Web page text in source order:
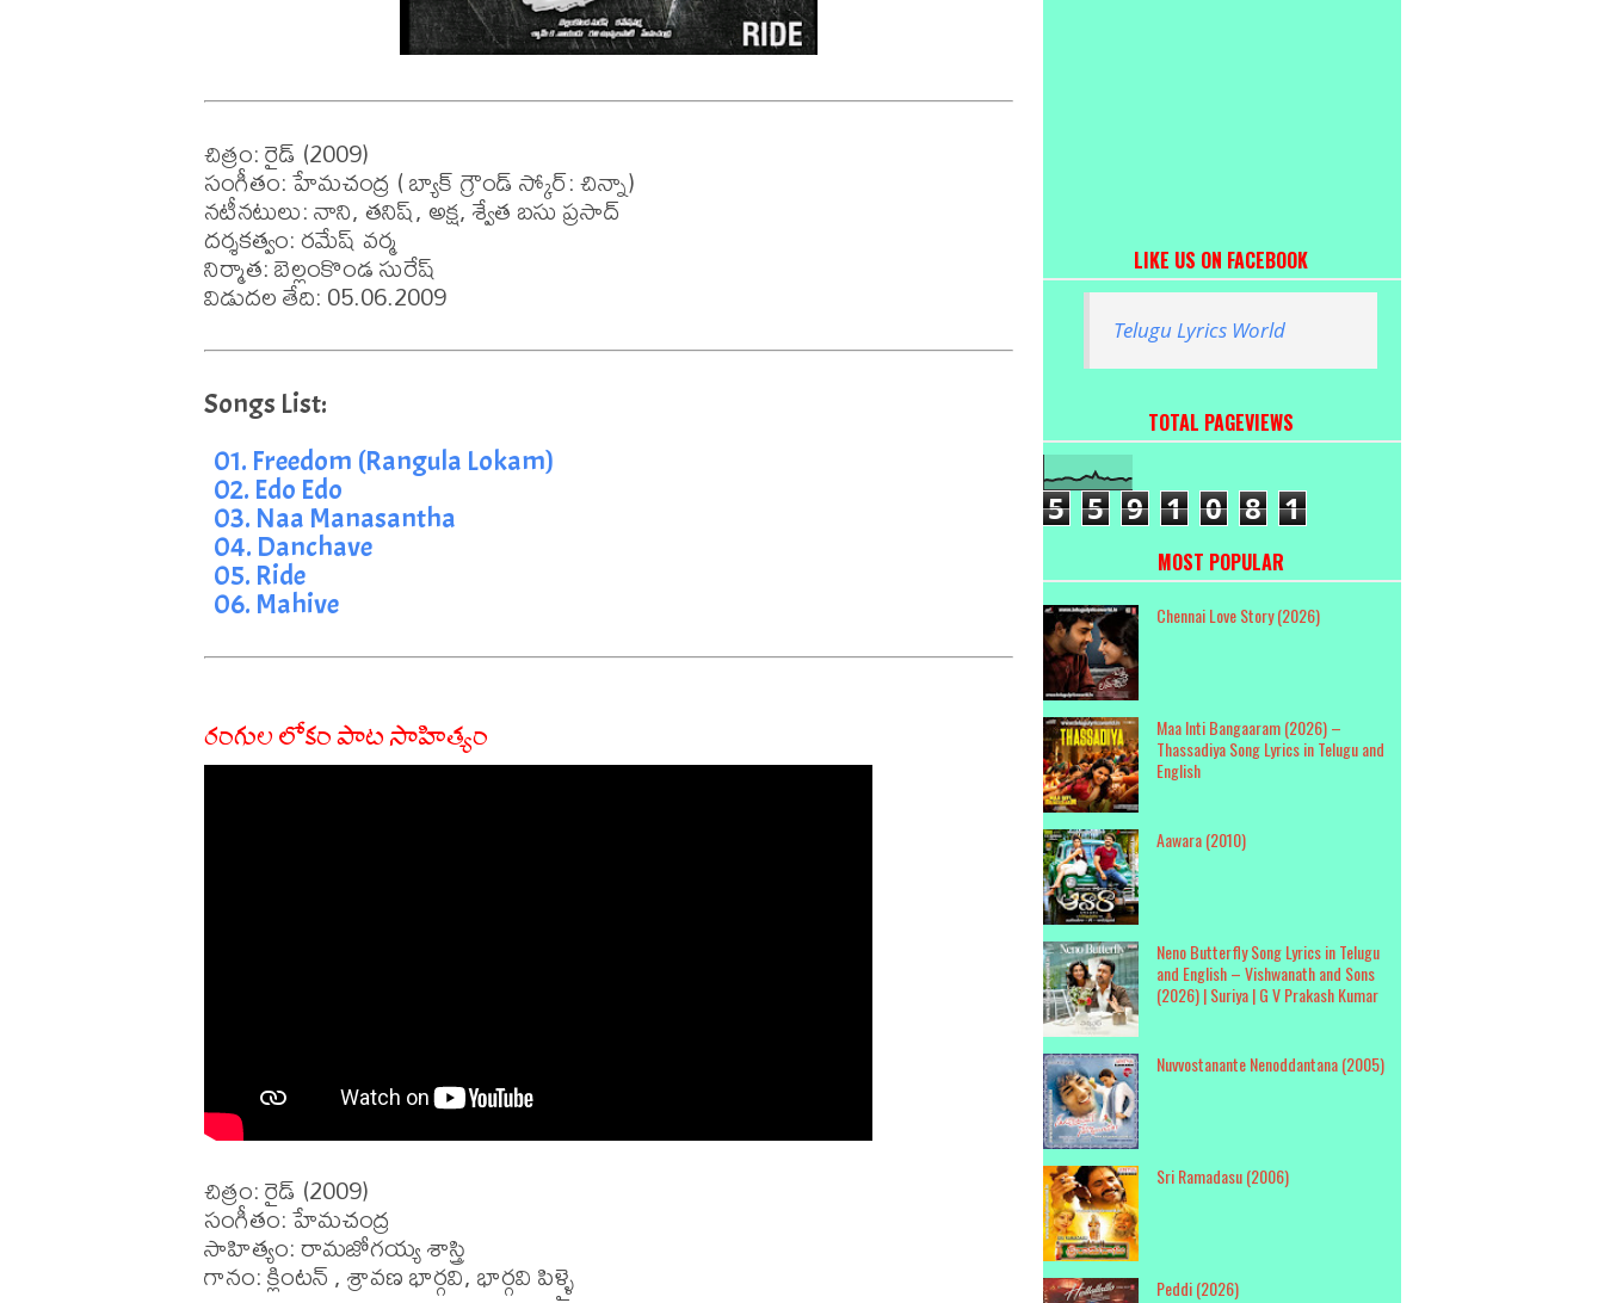
చిత్రం: రైడ్ (2009)
సంగీతం: హేమచంద్ర ( బ్యాక్ గ్రౌండ్ స్కోర్: చిన్నా)
నటీనటులు: నాని, తనిష్, అక్ష, శ్వేత బసు ప్రసాద్
దర్శకత్వం: రమేష్ వర్మ
నిర్మాత: బెల్లంకొండ సురేష్
విడుదల తేది: 05.06.2009
01. Freedom (Rangula Lokam)
02. Edo Edo
03. Naa Manasantha
04. Danchave
05. Ride
06. Mahive
రంగుల లోకం పాట సాహిత్యం
చిత్రం: రైడ్ (2009)
సంగీతం: హేమచంద్ర
సాహిత్యం: రామజోగయ్య శాస్త్రి
గానం: క్లింటన్ , శ్రావణ భార్గవి, భార్గవి పిళ్ళై
LIKE US ON FACEBOOK
Telugu Lyrics World
TOTAL PAGEVIEWS
5 5 9 1 0 8 1
MOST POPULAR
Chennai Love Story (2026)
Maa Inti Bangaaram (2026) –
Thassadiya Song Lyrics in Telugu and
English
Aawara (2010)
Neno Butterfly Song Lyrics in Telugu
and English – Vishwanath and Sons
(2026) | Suriya | G V Prakash Kumar
Nuvvostanante Nenoddantana (2005)
Sri Ramadasu (2006)
Peddi (2026)